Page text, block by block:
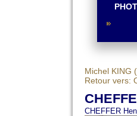
Michel KING
Retour vers:
CHEFFER